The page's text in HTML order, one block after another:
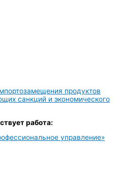
продуктов
санкций и экономического
работа:
управление»